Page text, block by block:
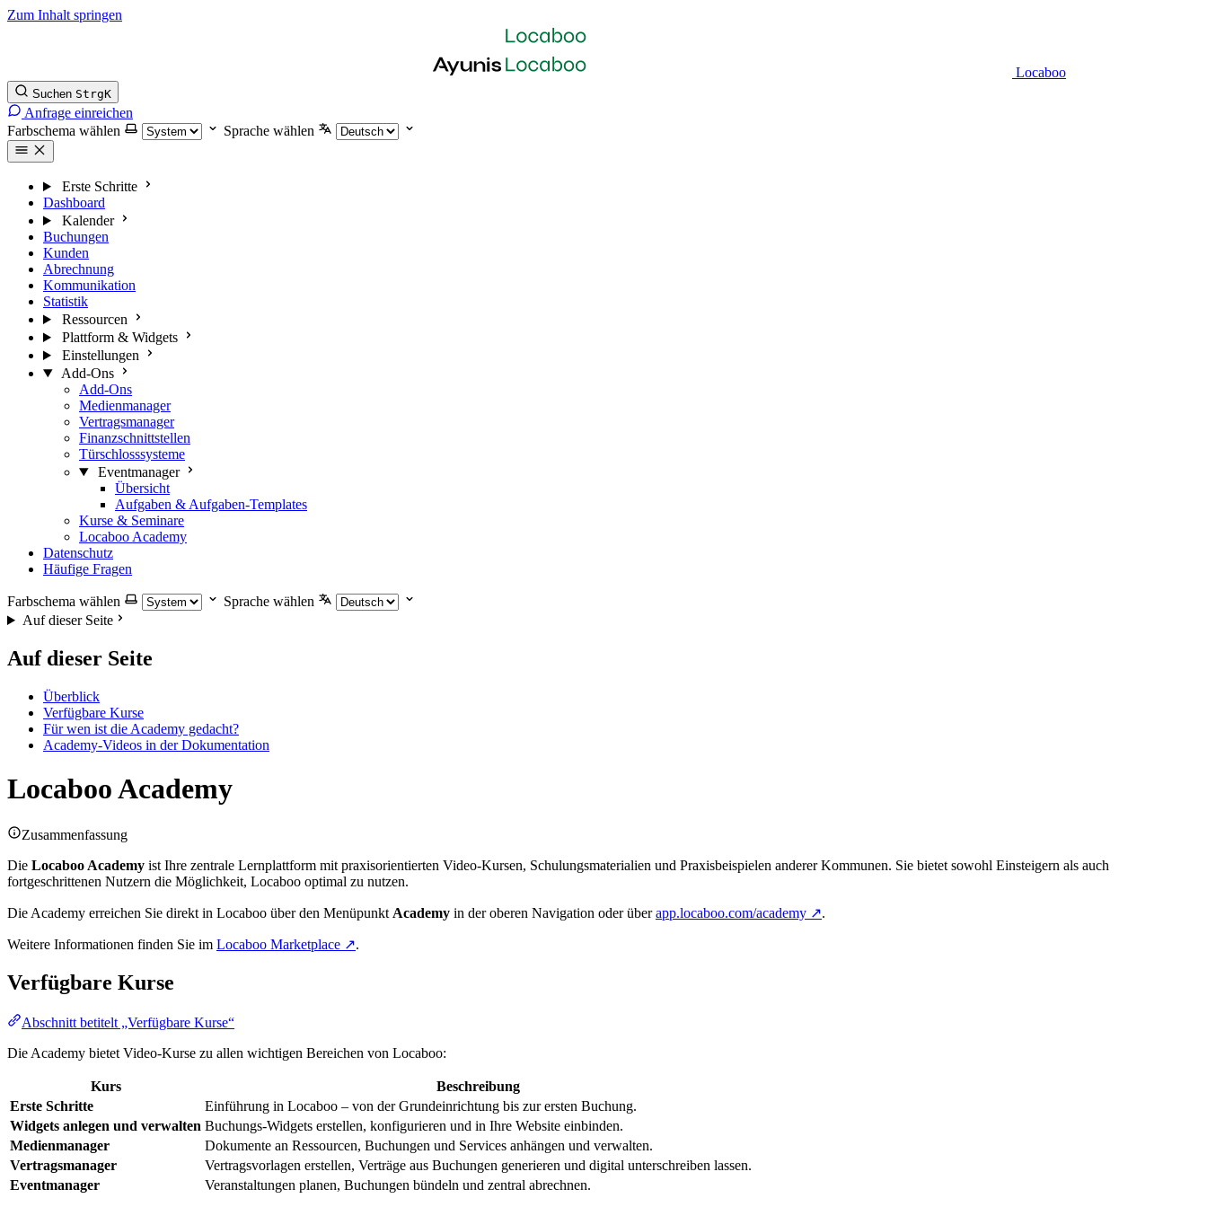
Zum Inhalt springen
Locaboo
Suchen StrgK
Anfrage einreichen
Farbschema wählen
Sprache wählen
Erste Schritte
Dashboard
Kalender
Buchungen
Kunden
Abrechnung
Kommunikation
Statistik
Ressourcen
Plattform & Widgets
Einstellungen
Add-Ons
Add-Ons
Medienmanager
Vertragsmanager
Finanzschnittstellen
Türschlosssysteme
Eventmanager
Übersicht
Aufgaben & Aufgaben-Templates
Kurse & Seminare
Locaboo Academy
Datenschutz
Häufige Fragen
Farbschema wählen
Sprache wählen
Auf dieser Seite
Auf dieser Seite
Überblick
Verfügbare Kurse
Für wen ist die Academy gedacht?
Academy-Videos in der Dokumentation
Locaboo Academy
Zusammenfassung
Die Locaboo Academy ist Ihre zentrale Lernplattform mit praxisorientierten Video-Kursen, Schulungsmaterialien und Praxisbeispielen anderer Kommunen. Sie bietet sowohl Einsteigern als auch
fortgeschrittenen Nutzern die Möglichkeit, Locaboo optimal zu nutzen.
Die Academy erreichen Sie direkt in Locaboo über den Menüpunkt Academy in der oberen Navigation oder überapp.locaboo.com/academy ↗.
Weitere Informationen finden Sie im Locaboo Marketplace ↗.
Verfügbare Kurse
Abschnitt betitelt „Verfügbare Kurse“
Die Academy bietet Video-Kurse zu allen wichtigen Bereichen von Locaboo:
Kurs
Beschreibung
Erste Schritte
Einführung in Locaboo – von der Grundeinrichtung bis zur ersten Buchung.
Widgets anlegen und verwalten Buchungs-Widgets erstellen, konfigurieren und in Ihre Website einbinden.
Medienmanager
Dokumente an Ressourcen, Buchungen und Services anhängen und verwalten.
Vertragsmanager
Vertragsvorlagen erstellen, Verträge aus Buchungen generieren und digital unterschreiben lassen.
Eventmanager
Veranstaltungen planen, Buchungen bündeln und zentral abrechnen.